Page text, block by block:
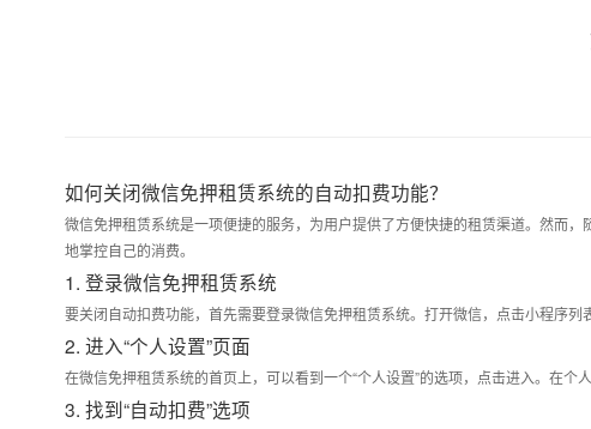
如何关闭微信免押租赁系统的自动扣费功能？
微信免押租赁系统是一项便捷的服务，为用户提供了方便快捷的租赁渠道。然而
地掌控自己的消费。
1. 登录微信免押租赁系统
要关闭自动扣费功能，首先需要登录微信免押租赁系统。打开微信，点击小程序
2. 进入“个人设置”页面
在微信免押租赁系统的首页上，可以看到一个“个人设置”的选项，点击进入。在个
3. 找到“自动扣费”选项